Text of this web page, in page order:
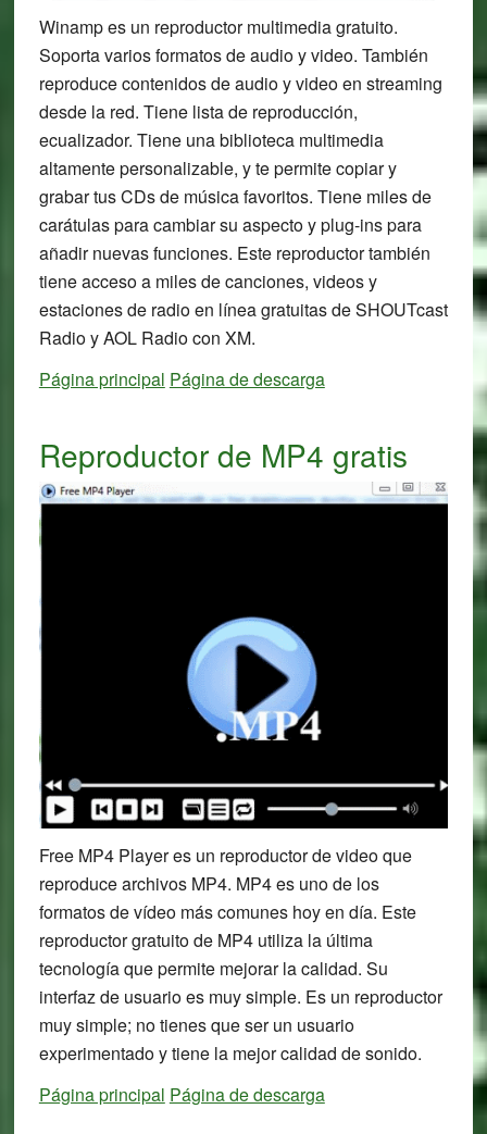
Winamp es un reproductor multimedia gratuito.
Soporta varios formatos de audio y video. También
reproduce contenidos de audio y video en streaming
desde la red. Tiene lista de reproducción,
ecualizador. Tiene una biblioteca multimedia
altamente personalizable, y te permite copiar y
grabar tus CDs de música favoritos. Tiene miles de
carátulas para cambiar su aspecto y plug-ins para
añadir nuevas funciones. Este reproductor también
tiene acceso a miles de canciones, videos y
estaciones de radio en línea gratuitas de SHOUTcast
Radio y AOL Radio con XM.
Página principal Página de descarga
Reproductor de MP4 gratis
Free MP4 Player es un reproductor de video que
reproduce archivos MP4. MP4 es uno de los
formatos de vídeo más comunes hoy en día. Este
reproductor gratuito de MP4 utiliza la última
tecnología que permite mejorar la calidad. Su
interfaz de usuario es muy simple. Es un reproductor
muy simple; no tienes que ser un usuario
experimentado y tiene la mejor calidad de sonido.
Página principal Página de descarga